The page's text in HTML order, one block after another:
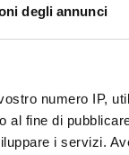
degli annunci
numero IP,
fine di
i servizi.